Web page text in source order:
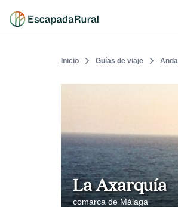
Inicio Guías de viaje
La Axarquía
comarca de Málaga